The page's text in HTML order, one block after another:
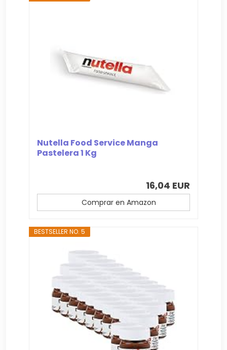
Nutella Food Service Manga
Pastelera 1 Kg
16,04 EUR
Comprar en Amazon
BESTSELLER NO. 5